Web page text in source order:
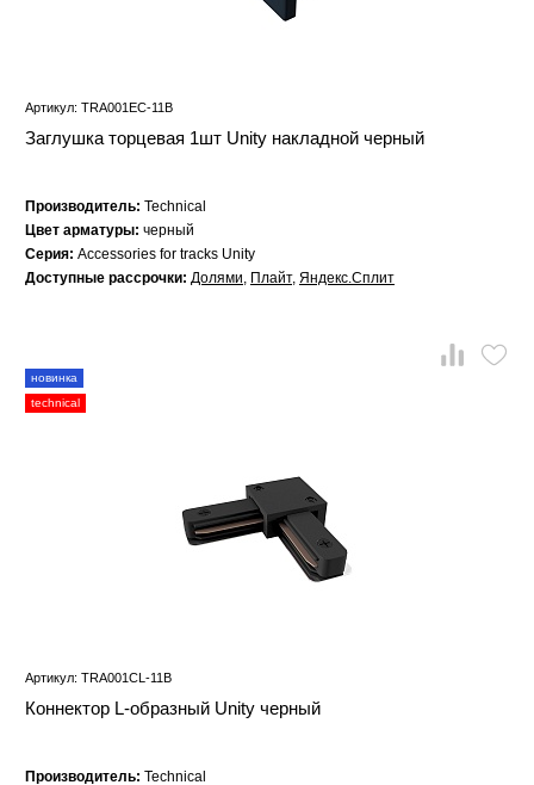
Артикул: TRA001EC-11B
Заглушка торцевая 1шт Unity накладной черный
Производитель: Technical
Цвет арматуры: черный
Серия: Accessories for tracks Unity
Доступные рассрочки: Долями, Плайт, Яндекс.Сплит
новинка
technical
Артикул: TRA001CL-11B
Коннектор L-образный Unity черный
Производитель: Technical